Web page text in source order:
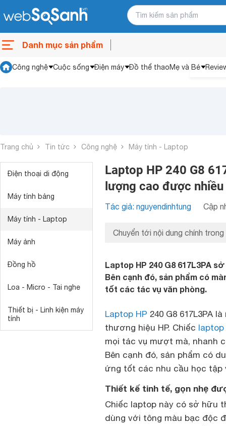
Danh mục sản phẩm
Công nghệ Cuộc sống Điện máy Đồ thể thaoMẹ và Bé
Trang chủ Tin tức Công nghệ Máy tính - Laptop
Điện thoại di động
Máy tính bảng
Máy tính - Laptop
Máy ảnh
Đồng hồ
Loa - Micro - Tai nghe
Thiết bị - Linh kiện máy
tính
Laptop HP 240 G8
lượng cao được
Tác giả: nguyendinhtung Cập
Chuyển tới nội dung chính trong
Laptop HP 240 G8 617L3PA
Bên cạnh đó, sản phẩm có
tốt các tác vụ văn phòng.
Laptop HP 240 G8 617L3PA
thương hiệu HP. Chiếc laptop
mọi tác vụ mượt mà, nhanh
Bên cạnh đó, sản phẩm có
ứng tốt các nhu cầu học tập
Thiết kế tinh tế, gọn nhẹ
Chiếc laptop này có sở hữu
dùng với tông màu bạc độc